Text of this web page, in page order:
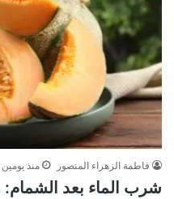
فاطمة الزهراء المنصور منذ يومين
شرب الماء بعد